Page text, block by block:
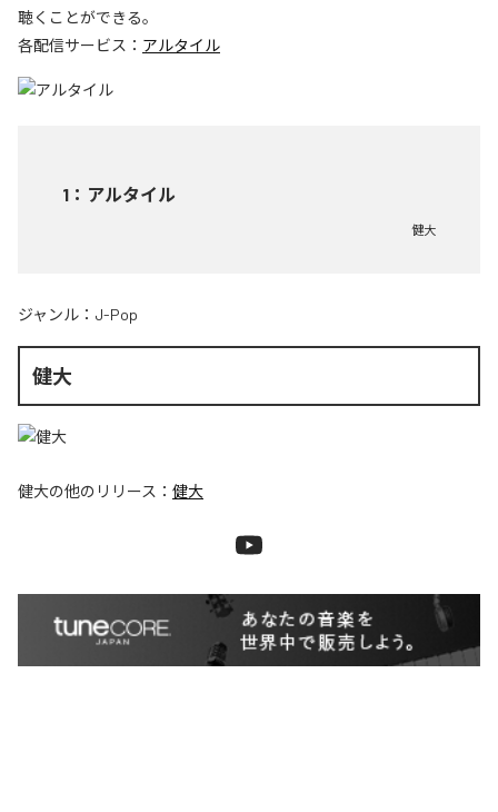
聴くことができる。
各配信サービス： アルタイル
1 ： アルタイル
健大
ジャンル： J-Pop
健大
健大の他のリリース： 健大